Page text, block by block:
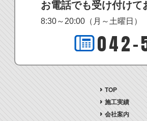
お電話でも受け付けて
8:30～20:00（月～土曜日）
042-
TOP
施工実績
会社案内